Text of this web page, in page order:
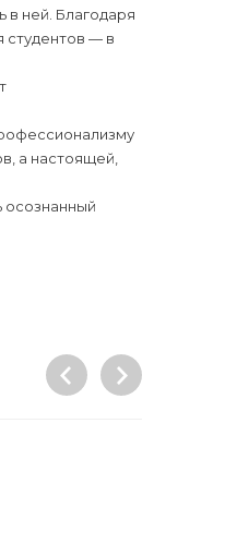
в ней. Благодаря
студентов — в
а настоящей,
осознанный